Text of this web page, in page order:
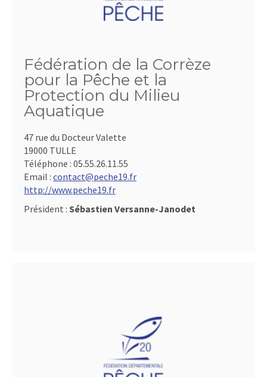
Fédération de la Corrèze
pour la Pêche et la
Protection du Milieu
Aquatique
47 rue du Docteur Valette
19000 TULLE
Téléphone : 05.55.26.11.55
Email : contact@peche19.fr
http://www.peche19.fr
Président : Sébastien Versanne-Janodet